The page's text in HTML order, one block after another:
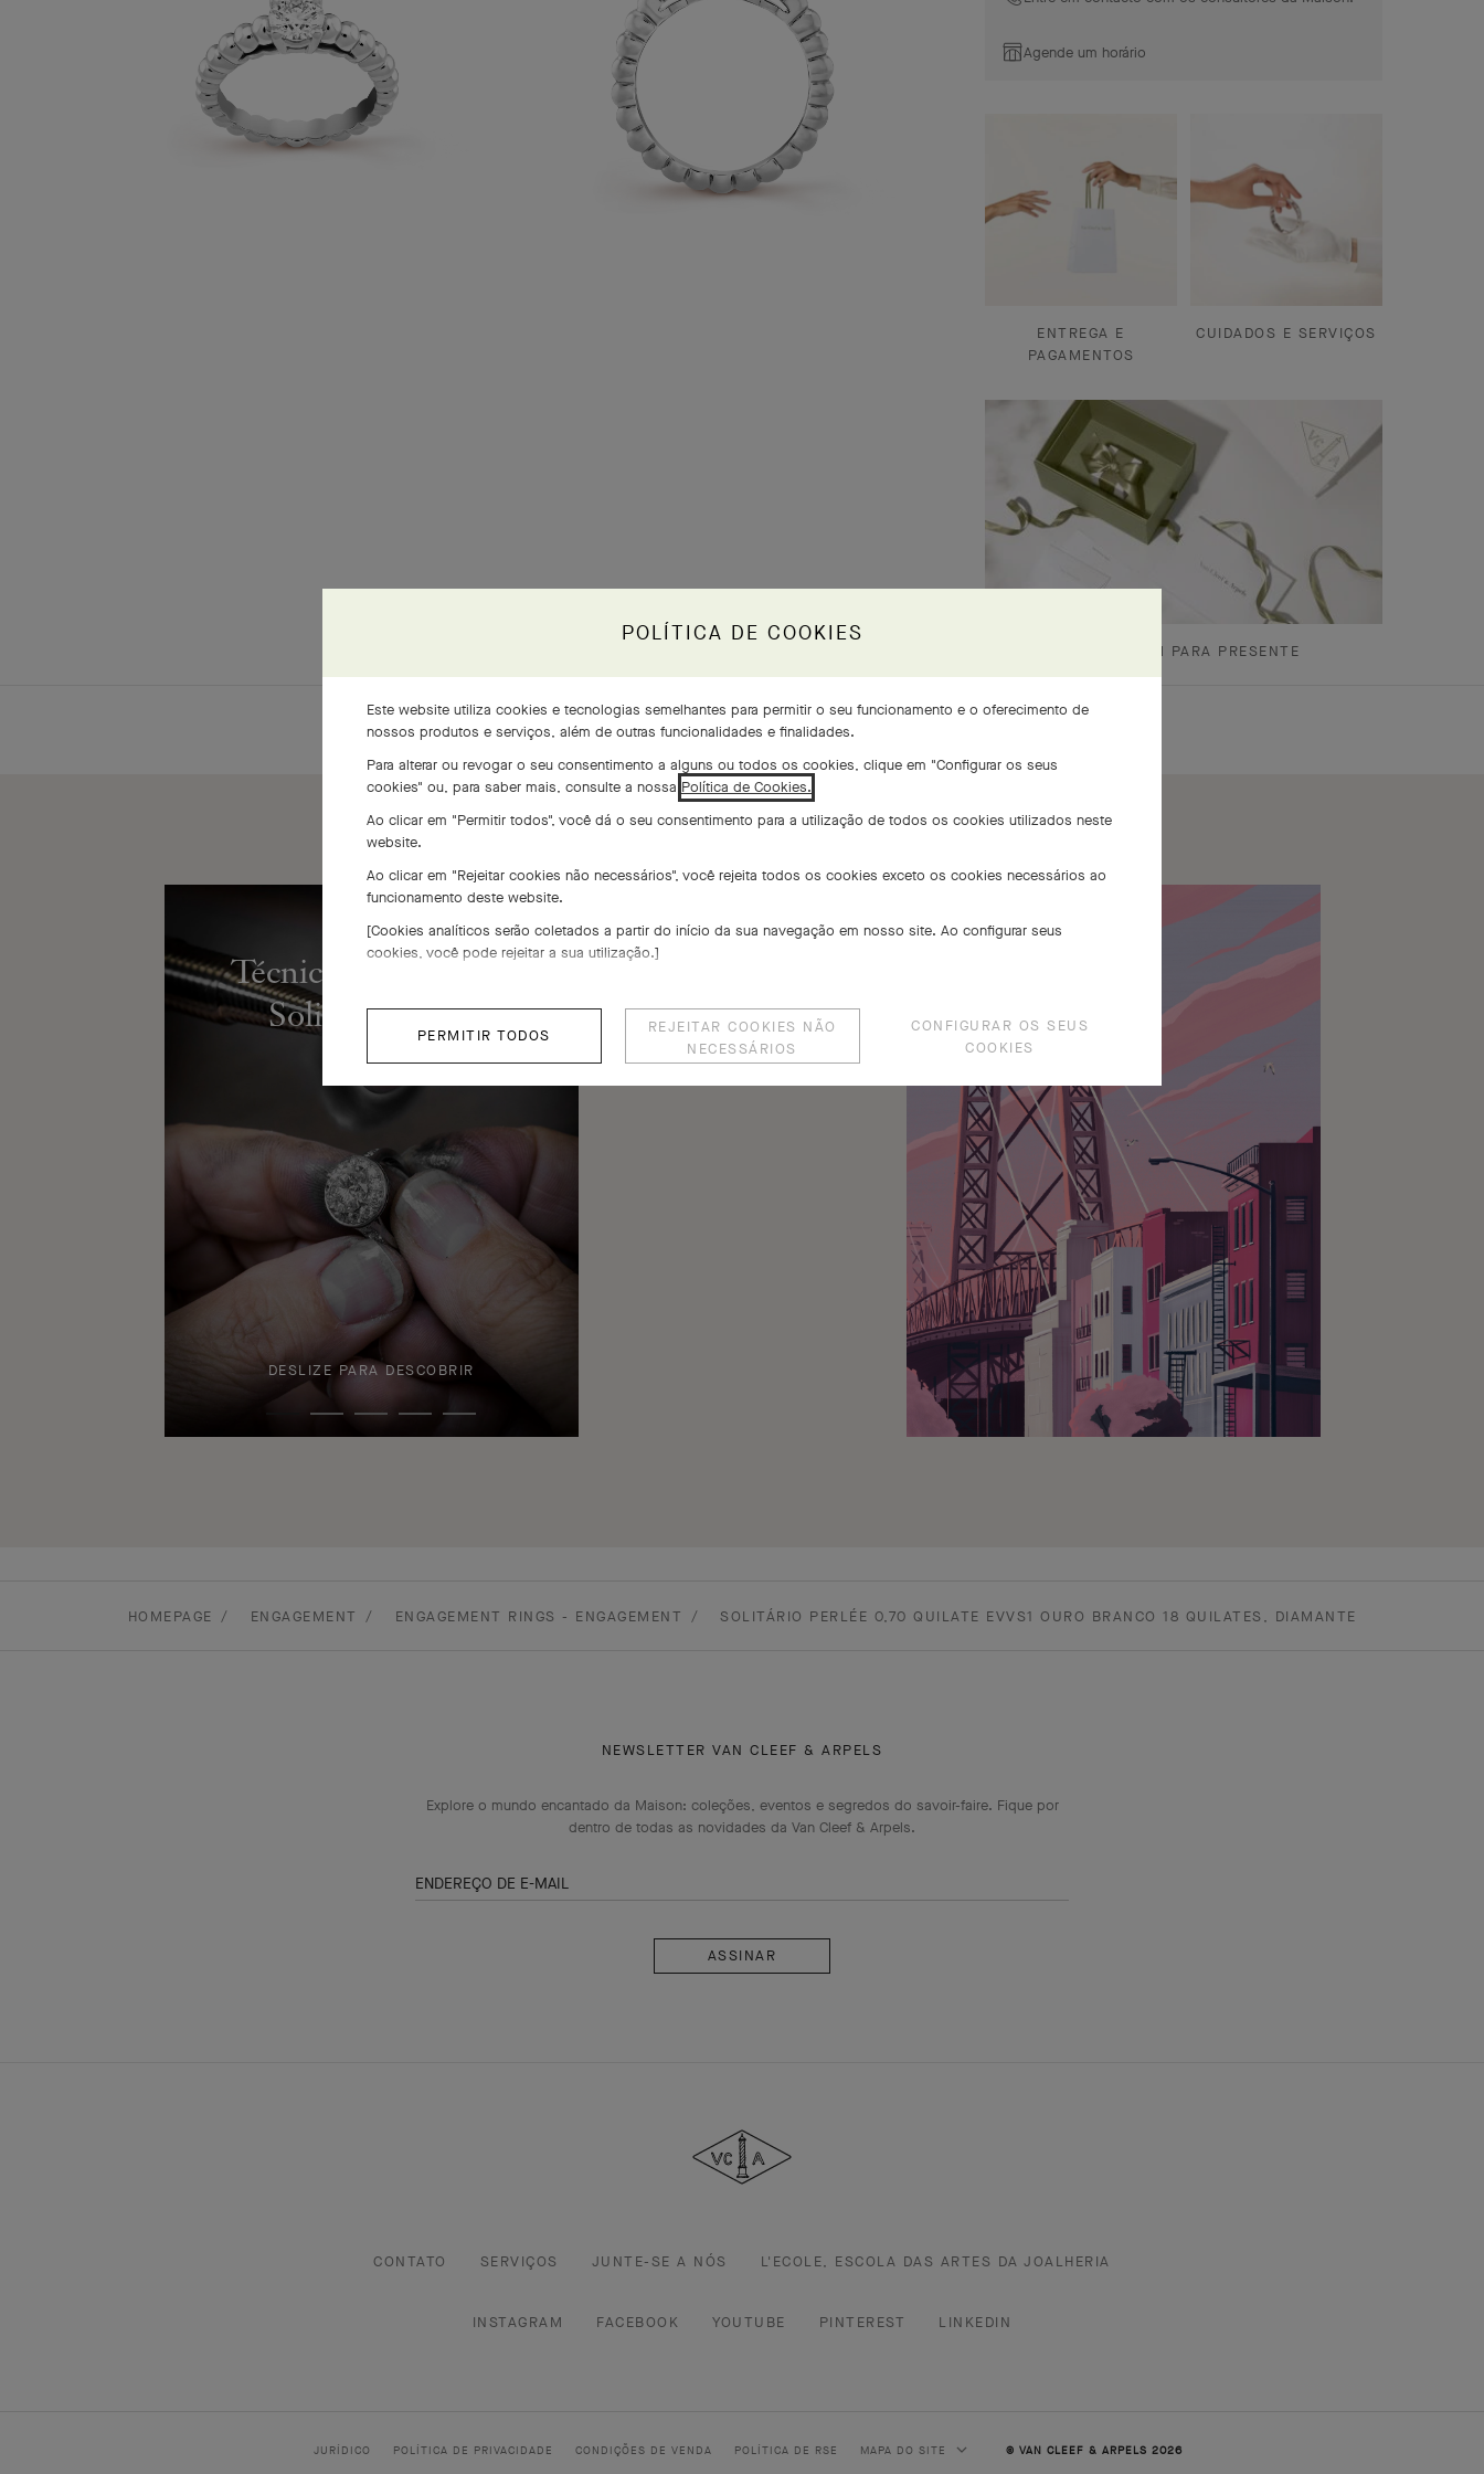
Agende um horário
ENTREGA E
PAGAMENTOS
CUIDADOS E SERVIÇOS
EMBALAGEM PARA PRESENTE
Técnica artesanal do
Solitário Icône
DESLIZE PARA DESCOBRIR
HOMEPAGE ENGAGEMENT ENGAGEMENT RINGS - ENGAGEMENT SOLITÁRIO PERLÉE 0,70 QUILATE EVVS1 OURO BRANCO 18 QUILATES, DIAMANTE
NEWSLETTER VAN CLEEF & ARPELS
Explore o mundo encantado da Maison: coleções, eventos e segredos do savoir-faire. Fique por
dentro de todas as novidades da Van Cleef & Arpels.
ENDEREÇO DE E-MAIL
Arpels
CONTATO SERVIÇOS JUNTE-SE A NÓS L'ECOLE, ESCOLA DAS ARTES DA JOALHERIA
INSTAGRAM FACEBOOK YOUTUBE PINTEREST LINKEDIN
JURÍDICO POLÍTICA DE PRIVACIDADE CONDIÇÕES DE VENDA POLÍTICA DE RSE MAPA DO SITE © VAN CLEEF & ARPELS 2026
POLÍTICA DE COOKIES
Este website utiliza cookies e tecnologias semelhantes para permitir o seu funcionamento e o oferecimento de
nossos produtos e serviços, além de outras funcionalidades e finalidades.
Para alterar ou revogar o seu consentimento a alguns ou todos os cookies, clique em "Configurar os seus
cookies" ou, para saber mais, consulte a nossa Política de Cookies.
Ao clicar em "Permitir todos", você dá o seu consentimento para a utilização de todos os cookies utilizados neste
website.
Ao clicar em "Rejeitar cookies não necessários", você rejeita todos os cookies exceto os cookies necessários ao
funcionamento deste website.
[Cookies analíticos serão coletados a partir do início da sua navegação em nosso site. Ao configurar seus
cookies, você pode rejeitar a sua utilização.]
PERMITIR TODOS
REJEITAR COOKIES NÃO
NECESSÁRIOS
CONFIGURAR OS SEUS
COOKIES